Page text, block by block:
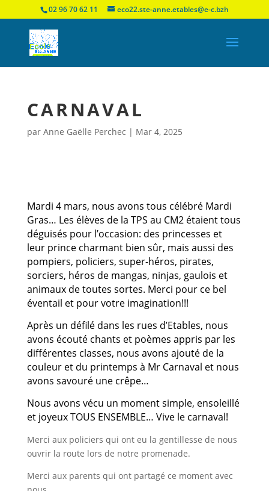
02 96 70 62 11 eco22.ste-anne.etables@e-c.bzh
CARNAVAL
par Anne Gaëlle Perchec | Mar 4, 2025
Mardi 4 mars, nous avons tous célébré Mardi
Gras… Les élèves de la TPS au CM2 étaient tous
déguisés pour l’occasion: des princesses et
leur prince charmant bien sûr, mais aussi des
pompiers, policiers, super-héros, pirates,
sorciers, héros de mangas, ninjas, gaulois et
animaux de toutes sortes. Merci pour ce bel
éventail et pour votre imagination!!!
Après un défilé dans les rues d’Etables, nous
avons écouté chants et poèmes appris par les
différentes classes, nous avons ajouté de la
couleur et du printemps à Mr Carnaval et nous
avons savouré une crêpe…
Nous avons vécu un moment simple, ensoleillé
et joyeux TOUS ENSEMBLE… Vive le carnaval!
Merci aux policiers qui ont eu la gentillesse de nous
ouvrir la route lors de notre promenade.
Merci aux parents qui ont partagé ce moment avec